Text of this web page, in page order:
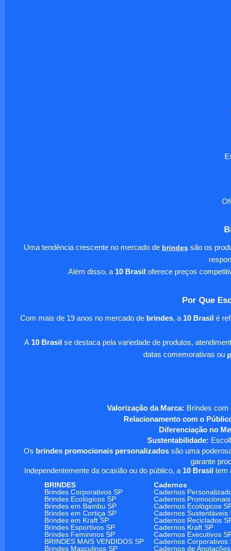
Uma tendência crescente no mercado de brindessão os
Além disso, a 10 Brasil oferece preços
Por Que
Com mais de 19 anos no mercado de brindes, a 10 Brasil é
A10 Brasil se destaca pela variedade de produtos,
datas comemorativas ou
Valorização da Marca: Brindes com
Relacionamento com o
Diferenciação no
Sustentabilidade:
Os brindes promocionais personalizados são uma
garante
Independentemente da ocasião ou do público, a 10 Brasil tem
BRINDES
Cadernos
Brindes Corporativos SP
Cadernos
Brindes Ecológicos SP
Cadernos
Brindes em Bambu SP
Cadernos Ecológicos
Brindes em Cortiça SP
Cadernos Sustentáveis
Brindes em Kraft SP
Cadernos Reciclados
Brindes Esportivos SP
Cadernos Kraft SP
Brindes Femininos SP
Cadernos Executivos
BRINDES MAIS VENDIDOS SP
Cadernos Corporativos
Brindes Masculinos SP
Cadernos de